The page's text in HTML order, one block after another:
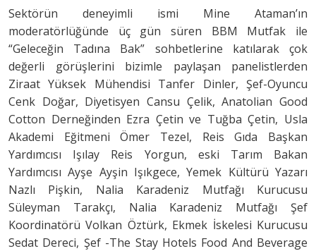
Sektörün deneyimli ismi Mine Ataman’ın
moderatörlüğünde üç gün süren BBM Mutfak ile
“Geleceğin Tadına Bak” sohbetlerine katılarak çok
değerli görüşlerini bizimle paylaşan panelistlerden
Ziraat Yüksek Mühendisi Tanfer Dinler, Şef-Oyuncu
Cenk Doğar, Diyetisyen Cansu Çelik, Anatolian Good
Cotton Derneğinden Ezra Çetin ve Tuğba Çetin, Usla
Akademi Eğitmeni Ömer Tezel, Reis Gıda Başkan
Yardımcısı Işılay Reis Yorgun, eski Tarım Bakan
Yardımcısı Ayşe Ayşin Işıkgece, Yemek Kültürü Yazarı
Nazlı Pişkin, Nalia Karadeniz Mutfağı Kurucusu
Süleyman Tarakçı, Nalia Karadeniz Mutfağı Şef
Koordinatörü Volkan Öztürk, Ekmek İskelesi Kurucusu
Sedat Dereci, Şef -The Stay Hotels Food And Beverage